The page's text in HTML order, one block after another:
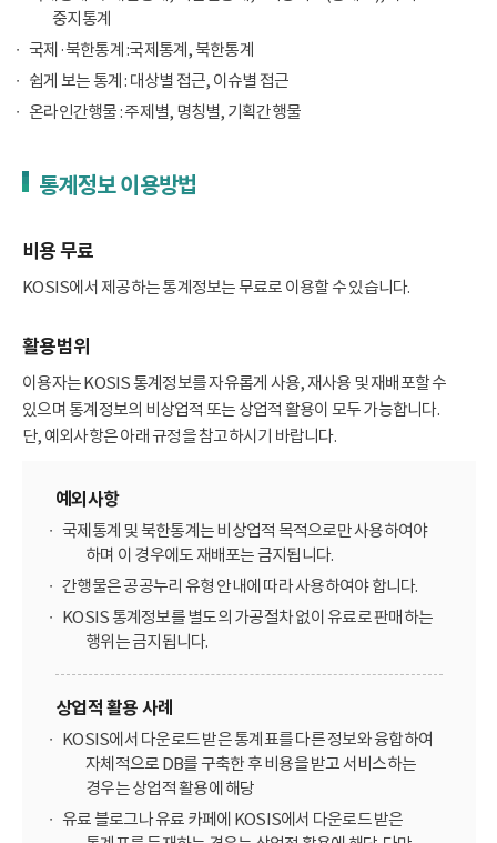
중지통계
국제·북한통계 :국제통계, 북한통계
쉽게 보는 통계 : 대상별 접근, 이슈별 접근
온라인간행물 : 주제별, 명칭별, 기획간행물
통계정보 이용방법
비용 무료
KOSIS에서 제공하는 통계정보는 무료로 이용할 수 있습니다.
활용범위
이용자는 KOSIS 통계정보를 자유롭게 사용, 재사용 및 재배포할 수
있으며 통계정보의 비상업적 또는 상업적 활용이 모두 가능합니다.
단, 예외사항은 아래 규정을 참고하시기 바랍니다.
예외사항
국제통계 및 북한통계는 비상업적 목적으로만 사용하여야
하며 이 경우에도 재배포는 금지됩니다.
간행물은 공공누리 유형 안내에 따라 사용하여야 합니다.
KOSIS 통계정보를 별도의 가공절차 없이 유료로 판매하는
행위는 금지됩니다.
상업적 활용 사례
KOSIS에서 다운로드 받은 통계표를 다른 정보와 융합하여
자체적으로 DB를 구축한 후 비용을 받고 서비스하는
경우는 상업적 활용에 해당
유료 블로그나 유료 카페에 KOSIS에서 다운로드 받은